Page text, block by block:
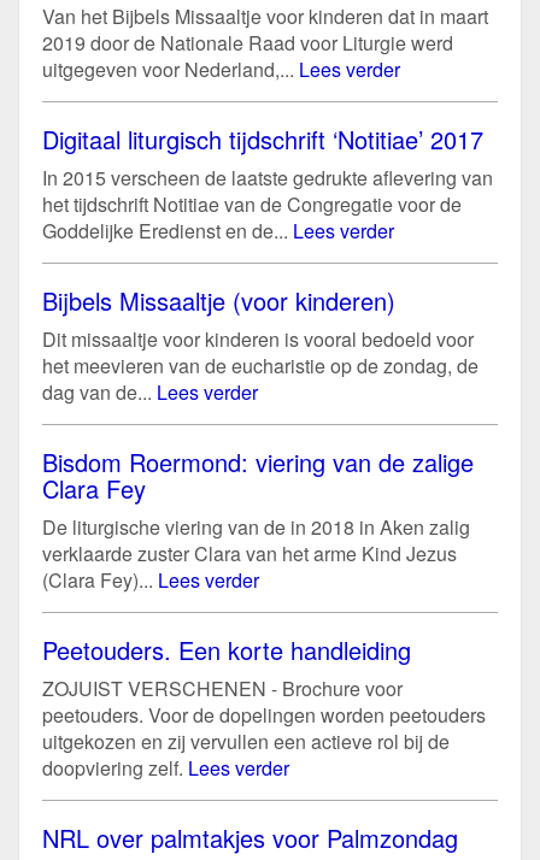
Van het Bijbels Missaaltje voor kinderen dat in maart
2019 door de Nationale Raad voor Liturgie werd
uitgegeven voor Nederland,... Lees verder
Digitaal liturgisch tijdschrift ‘Notitiae’ 2017
In 2015 verscheen de laatste gedrukte aflevering van
het tijdschrift Notitiae van de Congregatie voor de
Goddelijke Eredienst en de... Lees verder
Bijbels Missaaltje (voor kinderen)
Dit missaaltje voor kinderen is vooral bedoeld voor
het meevieren van de eucharistie op de zondag, de
dag van de... Lees verder
Bisdom Roermond: viering van de zalige
Clara Fey
De liturgische viering van de in 2018 in Aken zalig
verklaarde zuster Clara van het arme Kind Jezus
(Clara Fey)... Lees verder
Peetouders. Een korte handleiding
ZOJUIST VERSCHENEN - Brochure voor
peetouders. Voor de dopelingen worden peetouders
uitgekozen en zij vervullen een actieve rol bij de
doopviering zelf. Lees verder
NRL over palmtakjes voor Palmzondag